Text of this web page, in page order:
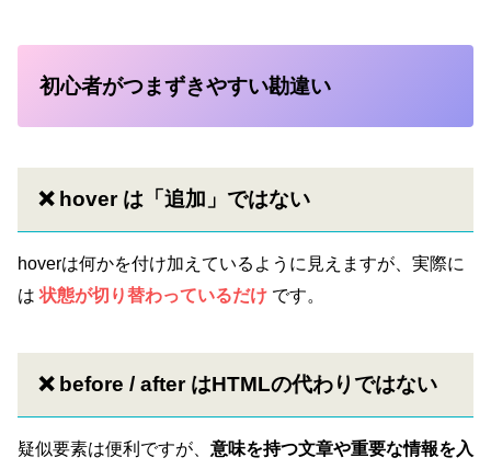
初心者がつまずきやすい勘違い
❌ hover は「追加」ではない
hoverは何かを付け加えているように見えますが、実際に
は状態が切り替わっているだけ です。
❌ before / after はHTMLの代わりではない
疑似要素は便利ですが、 意味を持つ文章や重要な情報を入